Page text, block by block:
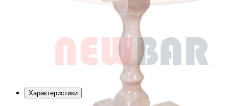
Характеристики